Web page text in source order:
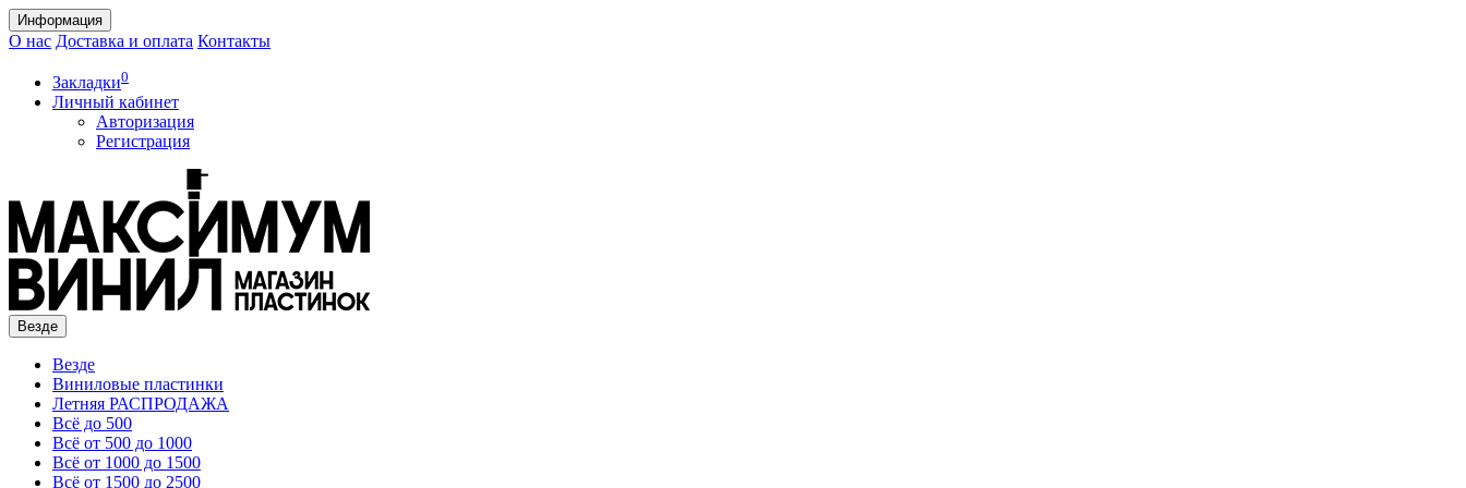
Информация
О нас Доставка и оплата Контакты
Закладки0
Личный кабинет
Авторизация
Регистрация
Везде
Везде
Виниловые пластинки
Летняя РАСПРОДАЖА
Всё до 500
Всё от 500 до 1000
Всё от 1000 до 1500
Всё от 1500 до 2500